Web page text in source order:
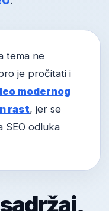
tema ne
je pročitati i
modernog
rast, jer se
SEO odluka